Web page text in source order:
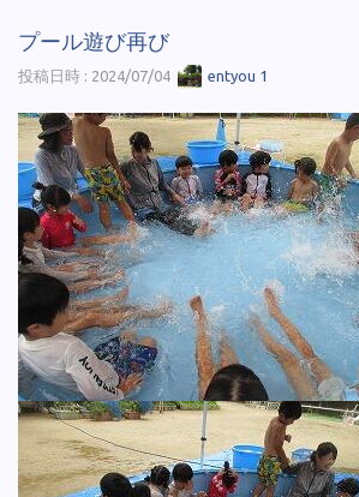
プール遊び再び
投稿日時 : 2024/07/04 entyou 1